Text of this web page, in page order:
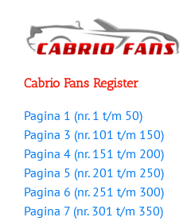
inhoud
Cabrio Fans Register
Pagina 1 (nr. 1 t/m 50)
Pagina 3 (nr. 101 t/m 150)
Pagina 4 (nr. 151 t/m 200)
Pagina 5 (nr. 201 t/m 250)
Pagina 6 (nr. 251 t/m 300)
Pagina 7 (nr. 301 t/m 350)